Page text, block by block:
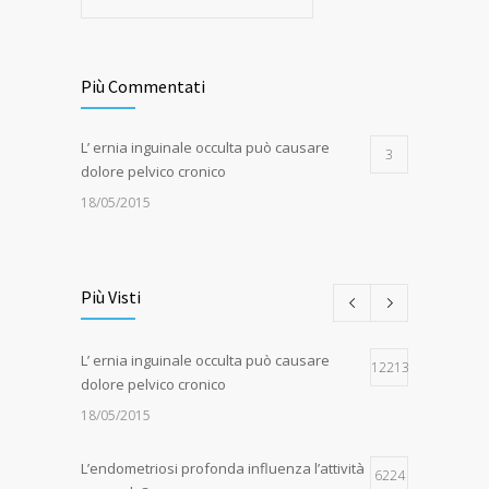
Più Commentati
L’ ernia inguinale occulta può causare
dolore pelvico cronico
3
18/05/2015
Più Visti
L’ ernia inguinale occulta può causare
dolore pelvico cronico
12213
18/05/2015
L’endometriosi profonda influenza l’attività
6224